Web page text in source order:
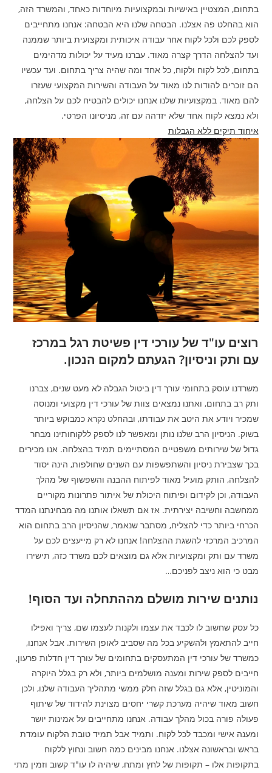
בתחום, המצטיין באישיות ובמקצועיות מיוחדות כאחד, והמשרד הזה,
הוא בהחלט פה אצלנו. הבטחה שלנו היא הבטחה: אנחנו מתחייבים
לספק לכם ולכל לקוח אחר עבודה איכותית ומקצועית ביותר שממנה
ועד להצלחה הדרך קצרה מאוד. עברנו מעיד על יכולות מדהימים
בתחום, לכל לקוח ולקוח, כל אחד ומה שהיה צריך בתחום. ועד עכשיו
הם זוכרים להודות לנו מאוד על העבודה והשירות המקצועי שעזרו
להם מאוד. במקצועיות שלנו אנחנו יכולים להבטיח לכם על הצלחה,
ולא נמצא לקוח אחד שלא יזדהה עם זה, מניסיונו הפרטי.
איחוד תיקים ללא הגבלות
רוצים עו"ד של עורכי דין פשיטת רגל במרכז
עם ותק וניסיון? הגעתם למקום הנכון.
משרדנו עוסק בתחומי עורך דין ביטול הגבלה לא מעט שנים, צברנו
ותק רב בתחום, ואתנו נמצאים צוות של עורכי דין מקצועי ומנוסה
שמכיר ויודע את היטב את עבודתו, ובהחלט נקרא כמבוקש ביותר
בשוק. הניסיון הרב שלנו נותן ומאפשר לנו לספק ללקוחותינו מבחר
גדול של שירותים משפטיים המסתיימים תמיד בהצלחה. אנו מכירים
בכך שצבירת ניסיון והשתפשפות עם השנים שחולפות, הינה יסוד
להצלחה, הותק מועיל מאוד לפיתוח ההבנה והשפשוף של מהלך
העבודה, וכן לקידום ופיתוח היכולת של איתור פתרונות מקוריים
ממחשבה וחשיבה יצירתית. אז אם תשאלו אותנו מה מבחינתנו המדד
הכרחי ביותר כדי להצליח, מסתבר שנאמר, שהניסיון הרב בתחום הוא
המרכיב המרכזי להשגת ההצלחה! אנחנו לא רק מייעצים לכם על
משרד עם ותק ומקצועיות אלא גם מוצאים לכם משרד כזה, תישירו
מבט כי הוא ניצב לפניכם…
נותנים שירות מושלם מההתחלה ועד הסוף!
כל עסק שחשוב לו לכבד את עצמו ולקנות לעצמו שם, צריך ואפילו
חייב להתאמץ ולהשקיע בכל מה שסביב לאופן השירות. אבל אנחנו,
כמשרד של עורכי דין המתעסקים בתחומים של עורך דין חדלות פרעון,
חייבים לספק שירות ומענה מושלמים ביותר, ולא רק בגלל היוקרה
והמוניטין, אלא גם בגלל שזה חלק ממשי מתהליך העבודה שלנו, ולכן
חשוב מאוד שיהיה מערכת קשרי יחסים מצוינת להידוד של שיתוף
פעולה פורה בכול מהלך עבודה. אנחנו מתחייבים על אמינות יושר
ומענה אישי ומכבד לכל לקוח. ותמיד אבל תמיד טובת הלקוח עומדת
בראש ובראשונה אצלנו. אנחנו מבינים כמה חשוב ונחוץ ללקוח
בתקופות אלו – תקופות של לחץ ומתח, שיהיה לו עו"ד קשוב וזמין מתי